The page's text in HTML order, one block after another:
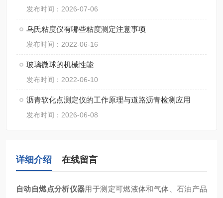
发布时间：2026-07-06
乌氏粘度仪有哪些粘度测定注意事项
发布时间：2022-06-16
玻璃微球的机械性能
发布时间：2022-06-10
沥青软化点测定仪的工作原理与道路沥青检测应用
发布时间：2026-06-08
详细介绍 在线留言
自动自燃点分析仪器用于测定可燃液体和气体、石油产品